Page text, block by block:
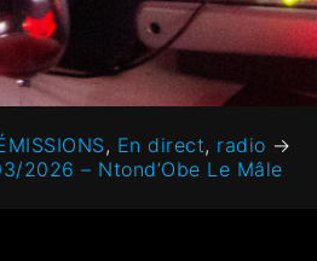
, En direct, radio →
2026 – Ntond’Obe Le Mâle